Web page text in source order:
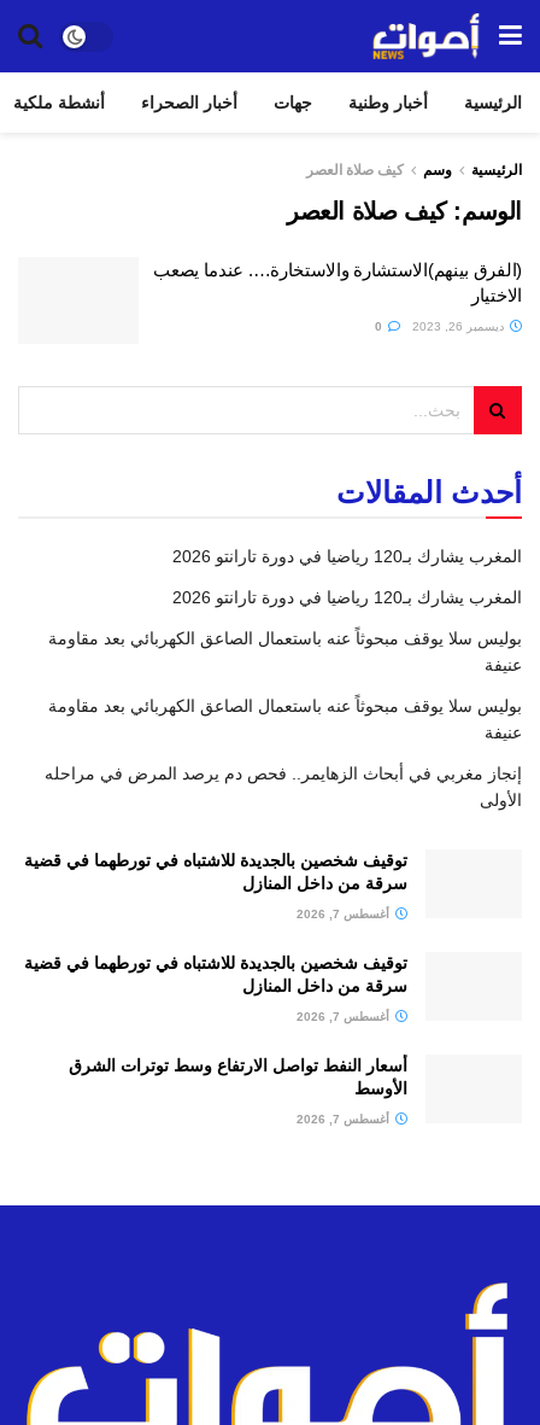
الرئيسية أخبار وطنية جهات أخبار الصحراء أنشطة ملكية
الرئيسية وسم كيف صلاة العصر
الوسم:كيف صلاة العصر
(الفرق بينهم)الاستشارة والاستخارة…. عندما يصعب
الاختيار
ديسمبر 26, 2023
أحدث المقالات
المغرب يشارك بـ120 رياضيا في دورة تارانتو 2026
المغرب يشارك بـ120 رياضيا في دورة تارانتو 2026
بوليس سلا يوقف مبحوثاً عنه باستعمال الصاعق الكهربائي بعد مقاومة
عنيفة
بوليس سلا يوقف مبحوثاً عنه باستعمال الصاعق الكهربائي بعد مقاومة
عنيفة
إنجاز مغربي في أبحاث الزهايمر.. فحص دم يرصد المرض في مراحله
الأولى
توقيف شخصين بالجديدة للاشتباه في تورطهما في قضية
سرقة من داخل المنازل
أغسطس 7, 2026
توقيف شخصين بالجديدة للاشتباه في تورطهما في قضية
سرقة من داخل المنازل
أغسطس 7, 2026
أسعار النفط تواصل الارتفاع وسط توترات الشرق
الأوسط
أغسطس 7, 2026